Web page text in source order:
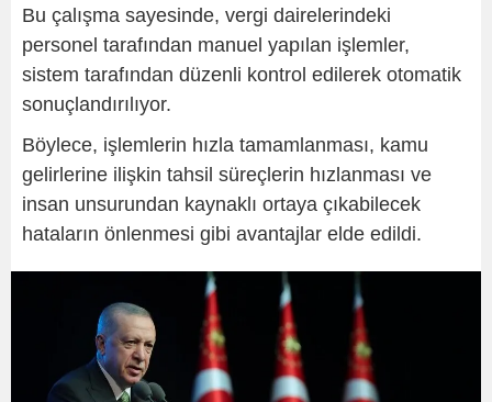
Bu çalışma sayesinde, vergi dairelerindeki
personel tarafından manuel yapılan işlemler,
sistem tarafından düzenli kontrol edilerek otomatik
sonuçlandırılıyor.
Böylece, işlemlerin hızla tamamlanması, kamu
gelirlerine ilişkin tahsil süreçlerin hızlanması ve
insan unsurundan kaynaklı ortaya çıkabilecek
hataların önlenmesi gibi avantajlar elde edildi.